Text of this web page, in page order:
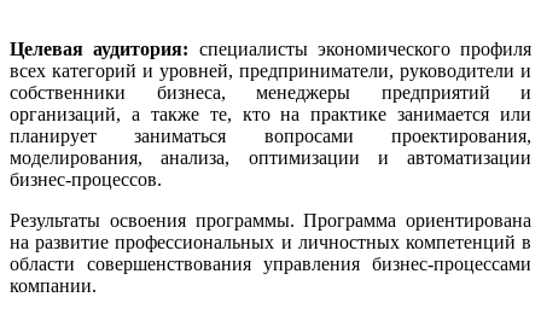
Целевая аудитория: специалисты экономического профиля
всех категорий и уровней, предприниматели, руководители и
собственники бизнеса, менеджеры предприятий и
организаций, а также те, кто на практике занимается или
планирует заниматься вопросами проектирования,
моделирования, анализа, оптимизации и автоматизации
бизнес-процессов.
Результаты освоения программы. Программа ориентирована
на развитие профессиональных и личностных компетенций в
области совершенствования управления бизнес-процессами
компании.